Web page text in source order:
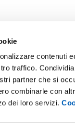
contenuti
traffico.
partner che si
combinarle con
dei loro servizi.
AMICI